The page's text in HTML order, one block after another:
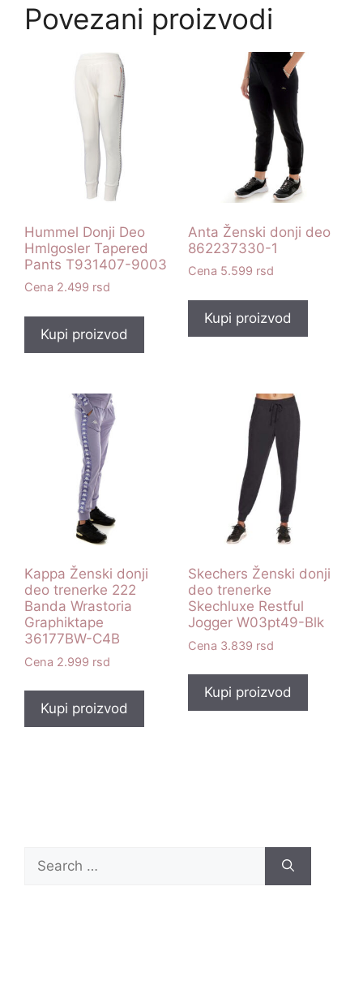
Povezani proizvodi
Hummel Donji Deo
Hmlgosler Tapered
Pants T931407-9003
2.499 rsd
Kupi proizvod
Anta Ženski donji deo
862237330-1
5.599 rsd
Kupi proizvod
Kappa Ženski donji
deo trenerke 222
Banda Wrastoria
Graphiktape
36177BW-C4B
2.999 rsd
Kupi proizvod
Skechers Ženski donji
deo trenerke
Skechluxe Restful
Jogger W03pt49-Blk
3.839 rsd
Kupi proizvod